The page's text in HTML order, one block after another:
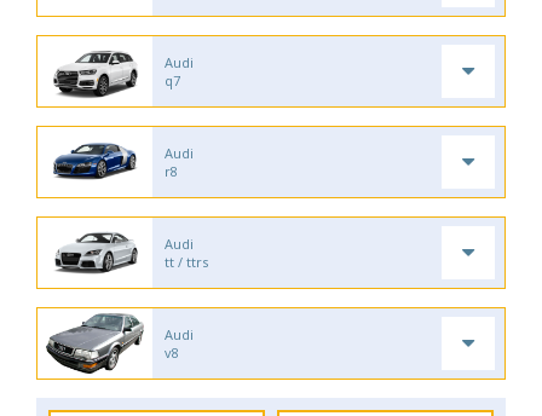
Audi
q7
Audi
r8
Audi
tt / ttrs
Audi
v8